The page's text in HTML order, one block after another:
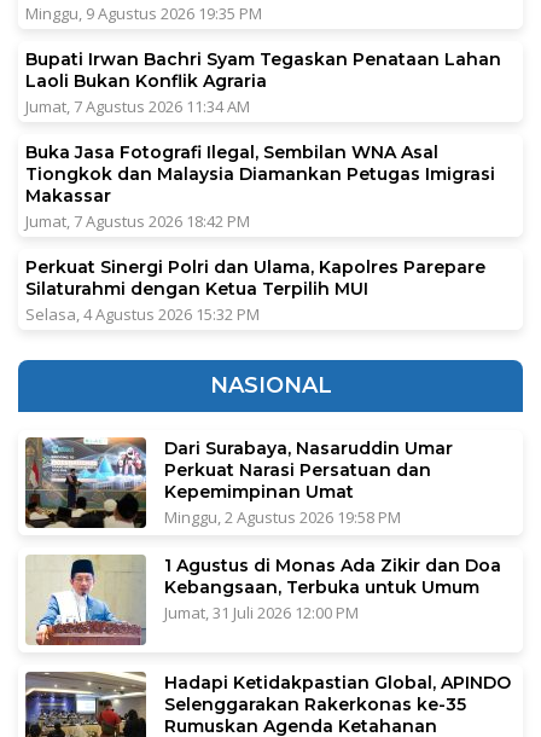
Minggu, 9 Agustus 2026 19:35 PM
Bupati Irwan Bachri Syam Tegaskan Penataan Lahan
Laoli Bukan Konflik Agraria
Jumat, 7 Agustus 2026 11:34 AM
Buka Jasa Fotografi Ilegal, Sembilan WNA Asal
Tiongkok dan Malaysia Diamankan Petugas Imigrasi
Makassar
Jumat, 7 Agustus 2026 18:42 PM
Perkuat Sinergi Polri dan Ulama, Kapolres Parepare
Silaturahmi dengan Ketua Terpilih MUI
Selasa, 4 Agustus 2026 15:32 PM
NASIONAL
Dari Surabaya, Nasaruddin Umar
Perkuat Narasi Persatuan dan
Kepemimpinan Umat
Minggu, 2 Agustus 2026 19:58 PM
1 Agustus di Monas Ada Zikir dan Doa
Kebangsaan, Terbuka untuk Umum
Jumat, 31 Juli 2026 12:00 PM
Hadapi Ketidakpastian Global, APINDO
Selenggarakan Rakerkonas ke-35
Rumuskan Agenda Ketahanan